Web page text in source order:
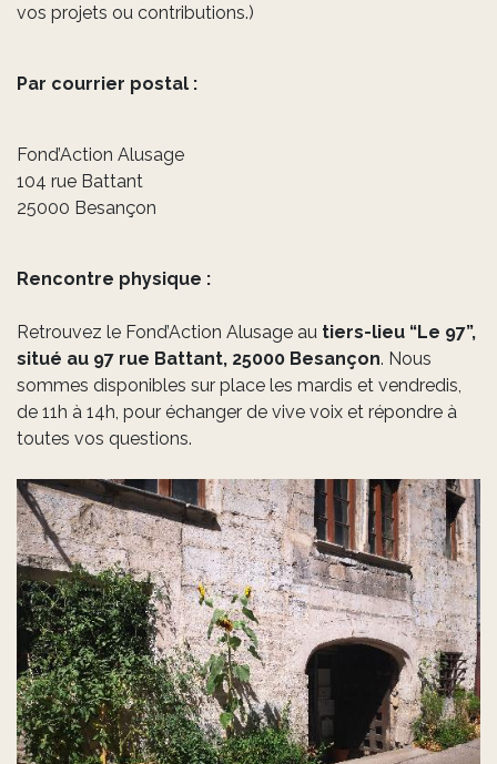
vos projets ou contributions.)
Par courrier postal :
Fond’Action Alusage
104 rue Battant
25000 Besançon
Rencontre physique :
Retrouvez le Fond’Action Alusage au tiers-lieu “Le 97”,
situé au 97 rue Battant, 25000 Besançon. Nous
sommes disponibles sur place les mardis et vendredis,
de 11h à 14h, pour échanger de vive voix et répondre à
toutes vos questions.